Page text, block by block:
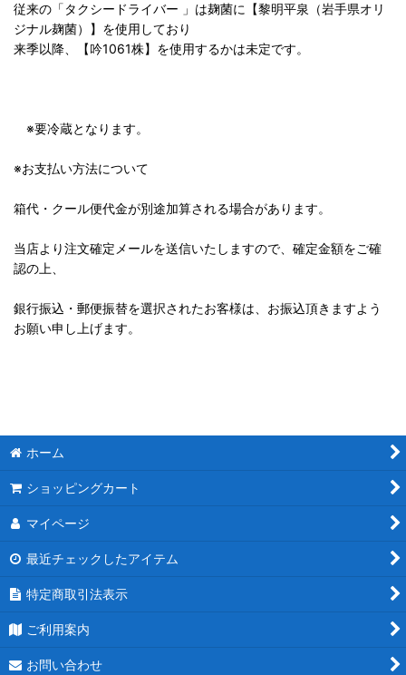
従来の「タクシードライバー 」は麹菌に【黎明平泉（岩手県オリ
ジナル麹菌）】を使用しており
来季以降、【吟1061株】を使用するかは未定です。
※要冷蔵となります。
※お支払い方法について
箱代・クール便代金が別途加算される場合があります。
当店より注文確定メールを送信いたしますので、確定金額をご確
認の上、
銀行振込・郵便振替を選択されたお客様は、お振込頂きますよう
お願い申し上げます。
ホーム
ショッピングカート
マイページ
最近チェックしたアイテム
特定商取引法表示
ご利用案内
お問い合わせ